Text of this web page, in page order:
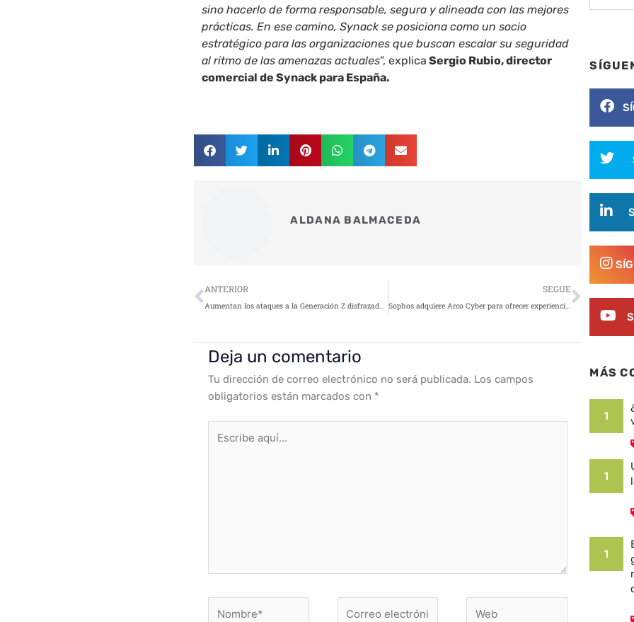
sino hacerlo de forma responsable, segura y alineada con las mejores
prácticas. En ese camino, Synack se posiciona como un socio
estratégico para las organizaciones que buscan escalar su seguridad
al ritmo de las amenazas actuales”, explica Sergio Rubio, director
comercial de Synack para España.
ALDANA BALMACEDA
Ant
ANTERIOR
Aumentan los ataques a la Generación Z disfrazados de VPN
SEGUE
Sophos adquiere Arco Cyber para ofrecer experiencias de CISO basadas en IA
Deja un comentario
Tu dirección de correo electrónico no será publicada. Los campos
obligatorios están marcados con *
aquí...
MÁS
1
1
1